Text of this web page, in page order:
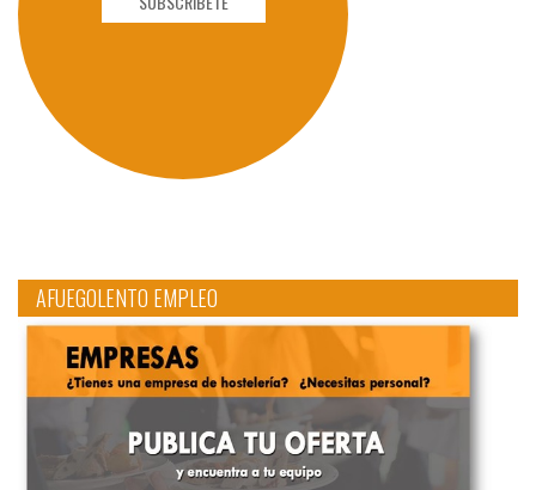
AFUEGOLENTO EMPLEO